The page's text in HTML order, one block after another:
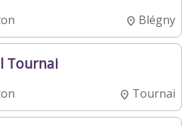
Blégny
Tournai
Tournai